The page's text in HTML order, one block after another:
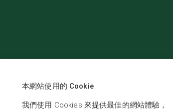
本網站使用的 Cookie
我們使用 Cookies 來提供最佳的網站體驗，